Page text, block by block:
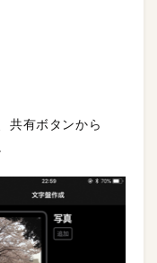
共有ボタンから